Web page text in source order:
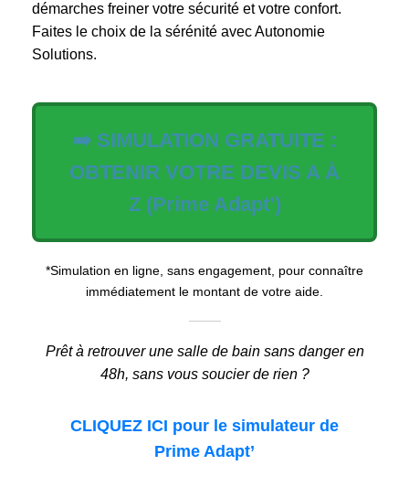
démarches freiner votre sécurité et votre confort.
Faites le choix de la sérénité avec Autonomie
Solutions.
➡️ SIMULATION GRATUITE :
OBTENIR VOTRE DEVIS A À
Z (Prime Adapt’)
*Simulation en ligne, sans engagement, pour connaître
immédiatement le montant de votre aide.
Prêt à retrouver une salle de bain sans danger en
48h, sans vous soucier de rien ?
CLIQUEZ ICI pour le simulateur de
Prime Adapt’